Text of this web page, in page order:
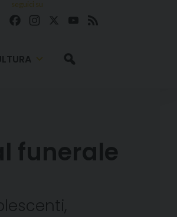
seguici su
FacebookInstagram YouTube
funerale